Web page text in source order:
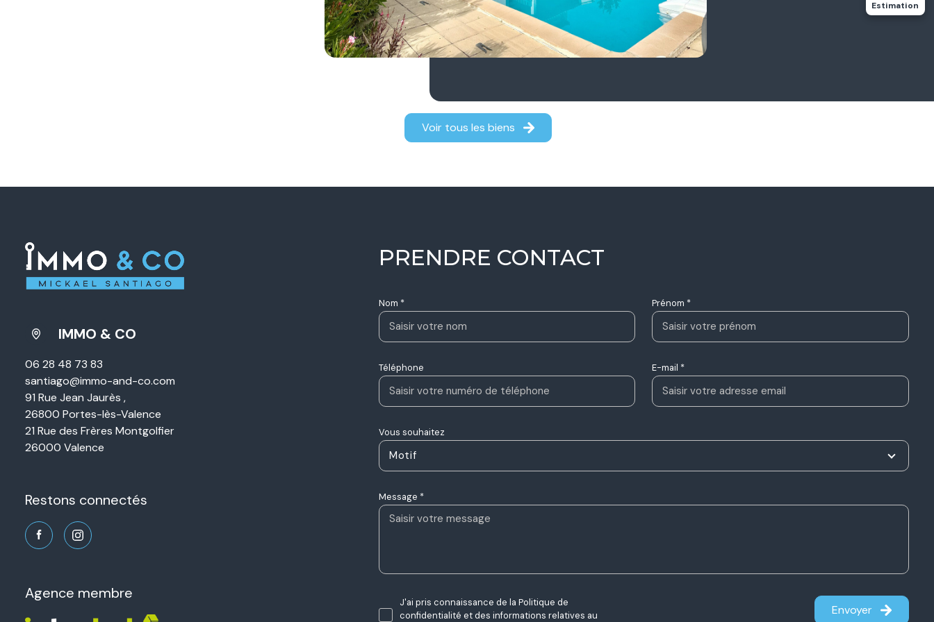
Voir tous les biens
Estimation
PRENDRE CONTACT
Nom * Prénom *
Téléphone E-mail *
Vous souhaitez
Motif
Message *
J'ai pris connaissance de la Politique de
confidentialité et des informations relatives au
Envoyer
IMMO & CO
06 28 48 73 83
santiago@immo-and-co.com
91 Rue Jean Jaurès ,
26800 Portes-lès-Valence
21 Rue des Frères Montgolfier
26000 Valence
restons connectés
agence membre